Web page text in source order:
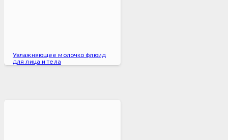
Увлажняющее молочко флюид
для лица и тела